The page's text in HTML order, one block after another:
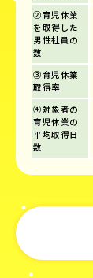
②育児休業
を取得した
男性社員の
数
③育児休業
取得率
④対象者の
育児休業の
平均取得日
数